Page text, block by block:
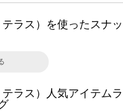
ラス）を使ったスナッ
ラス）人気アイテムラ